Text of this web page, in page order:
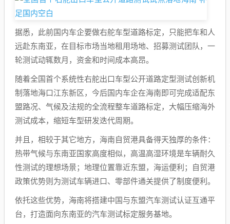
据悉，此前国内车企要做右舵车型道路标定，只能把车和人
远赴东南亚，在目标市场当地租用场地、招募测试团队，一
轮测试动辄数月，资金和时间成本高昂。
随着全国首个系统性右舵出口车型公开道路定型测试创新机
制落地海口江东新区，今后国内车企在海南即可完成适配东
盟路况、气候及法规的全流程整车道路标定，大幅压缩海外
测试成本，缩短车型研发迭代周期。
并且，相较于其它地方，海南自贸港具备得天独厚的条件：
热带气候与东南亚国家高度相似，高温高湿环境是车辆耐久
性测试的理想场景；地理位置靠近东盟，海运便利；自贸港
政策优势则为测试车辆进口、零部件通关提供了制度便利。
依托这些优势，海南将搭建中国与东盟汽车测试认证互通平
台，打造面向东南亚的汽车测试标定服务基地。